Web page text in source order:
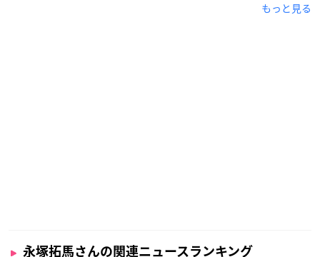
もっと見る
永塚拓馬さんの関連ニュースランキング